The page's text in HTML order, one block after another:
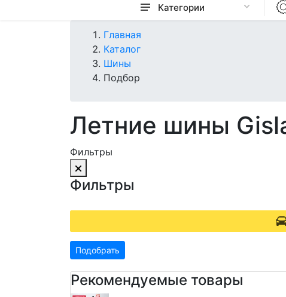
Категории
Главная
Каталог
Шины
Подбор
Летние шины
Фильтры
Фильтры
Подобрать
Рекомендуемые товары